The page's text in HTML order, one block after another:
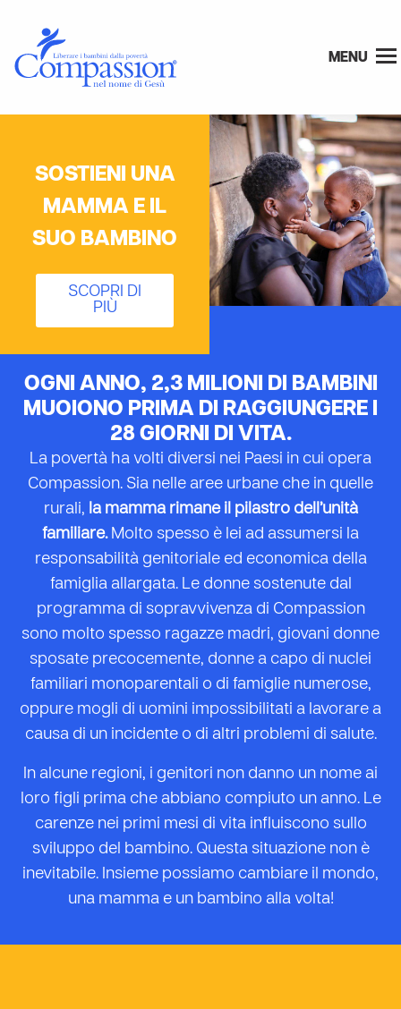
MENU
SOSTIENI UNA
MAMMA E IL
SUO BAMBINO
SCOPRI DI
PIÙ
OGNI ANNO, 2,3 MILIONI DI BAMBINI
MUOIONO PRIMA DI RAGGIUNGERE I
28 GIORNI DI VITA.
La povertà ha volti diversi nei Paesi in cui opera
Compassion. Sia nelle aree urbane che in quelle
rurali, la mamma rimane il pilastro dell’unità
familiare.Molto spesso è lei ad assumersi la
responsabilità genitoriale ed economica della
famiglia allargata. Le donne sostenute dal
programma di sopravvivenza di Compassion
sono molto spesso ragazze madri, giovani donne
sposate precocemente, donne a capo di nuclei
familiari monoparentali o di famiglie numerose,
oppure mogli di uomini impossibilitati a lavorare a
causa di un incidente o di altri problemi di salute.
In alcune regioni, i genitori non danno un nome ai
loro figli prima che abbiano compiuto un anno. Le
carenze nei primi mesi di vita influiscono sullo
sviluppo del bambino. Questa situazione non è
inevitabile. Insieme possiamo cambiare il mondo,
una mamma e un bambino alla volta!